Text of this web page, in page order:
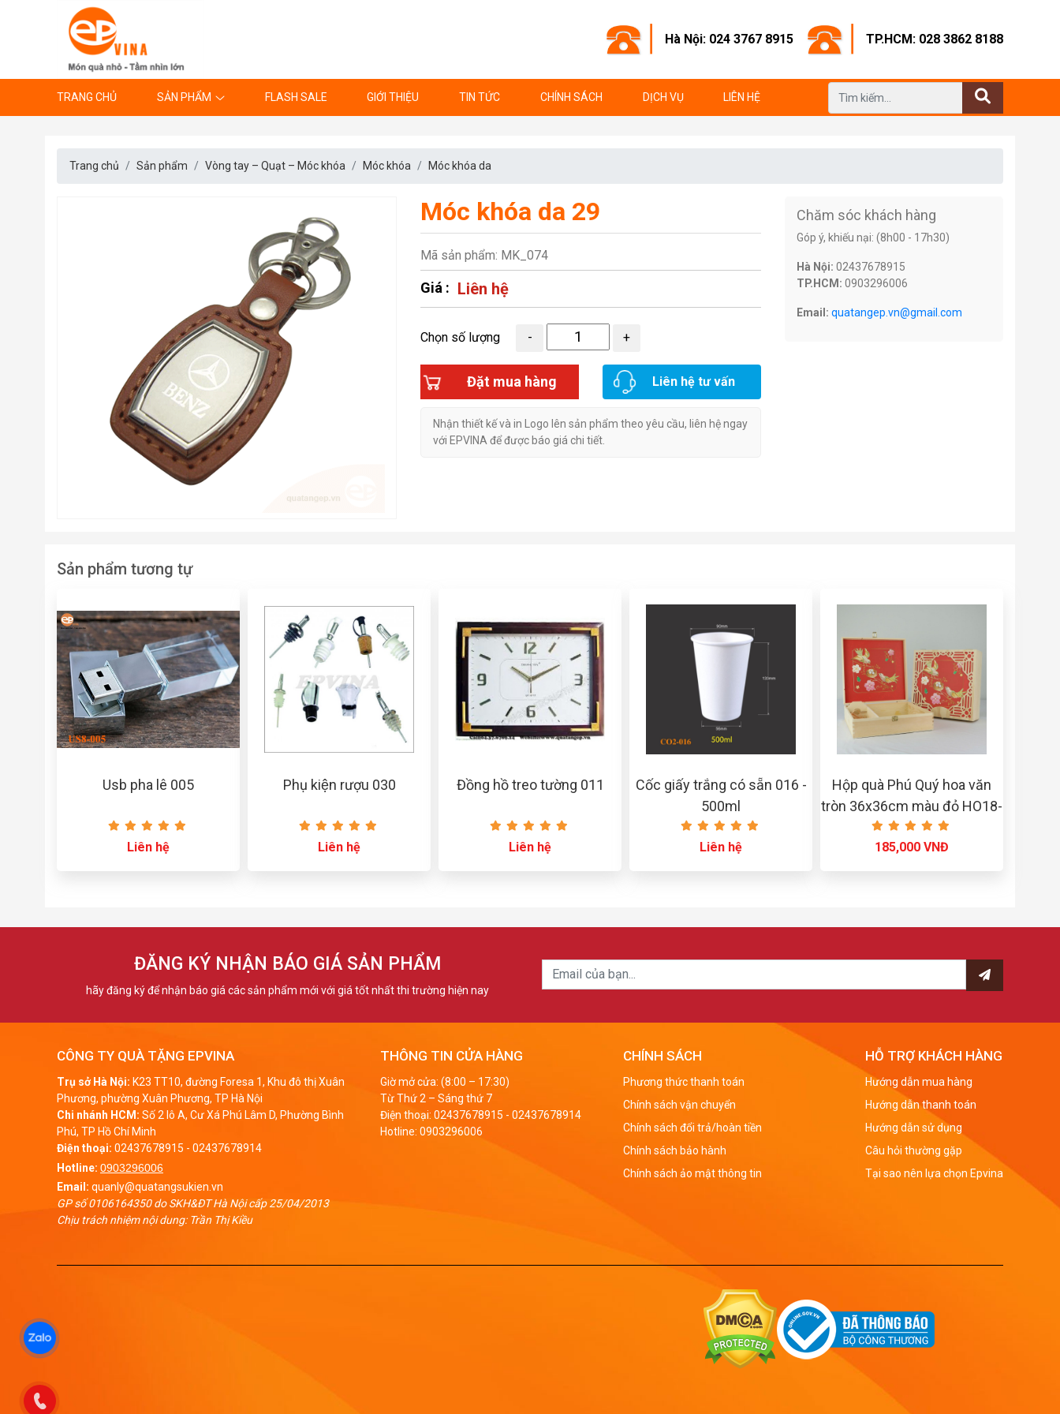
Hà Nội: 024 3767 8915 TP.HCM: 028 3862 8188
TRANG CHỦ SẢN PHẨM FLASH SALE GIỚI THIỆU TIN TỨC CHÍNH SÁCH DỊCH VỤ LIÊN HỆ
Trang chủ Sản phẩm Vòng tay – Quạt – Móc khóa Móc khóa Móc khóa da
Móc khóa da 29
Mã sản phẩm: MK_074
Giá : Liên hệ
Chọn số lượng
Đặt mua hàng Liên hệ tư vấn
Nhận thiết kế và in Logo lên sản phẩm theo yêu cầu, liên hệ ngay
với EPVINA để được báo giá chi tiết.
Chăm sóc khách hàng
Góp ý, khiếu nại: (8h00 - 17h30)
Hà Nội: 02437678915
TP.HCM: 0903296006
Email: quatangep.vn@gmail.com
Sản phẩm tương tự
Usb pha lê 005
Liên hệ
Phụ kiện rượu 030
Liên hệ
Đồng hồ treo tường 011
Liên hệ
Cốc giấy trắng có sẵn 016 -
500ml
Liên hệ
Hộp quà Phú Quý hoa văn
tròn 36x36cm màu đỏ HO18-
070-M03
185,000 VNĐ
ĐĂNG KÝ NHẬN BÁO GIÁ SẢN PHẨM
hãy đăng ký để nhận báo giá các sản phẩm mới với giá tốt nhất thi trường hiện nay
CÔNG TY QUÀ TẶNG EPVINA
Trụ sở Hà Nội: K23 TT10, đường Foresa 1, Khu đô thị Xuân
Phương, phường Xuân Phương, TP Hà Nội
Chi nhánh HCM: Số 2 lô A, Cư Xá Phú Lâm D, Phường Bình
Phú, TP Hồ Chí Minh
Điện thoại: 02437678915 - 02437678914
Hotline: 0903296006
Email: quanly@quatangsukien.vn
GP số 0106164350 do SKH&ĐT Hà Nội cấp 25/04/2013
Chịu trách nhiệm nội dung: Trần Thị Kiều
THÔNG TIN CỬA HÀNG
Giờ mở cửa: (8:00 – 17:30)
Từ Thứ 2 – Sáng thứ 7
Điện thoại: 02437678915 - 02437678914
Hotline: 0903296006
CHÍNH SÁCH
Phương thức thanh toán
Chính sách vận chuyển
Chính sách đổi trả/hoàn tiền
Chính sách bảo hành
Chính sách ảo mật thông tin
HỖ TRỢ KHÁCH HÀNG
Hướng dẫn mua hàng
Hướng dẫn thanh toán
Hướng dẫn sử dụng
Câu hỏi thường gặp
Tại sao nên lựa chọn Epvina